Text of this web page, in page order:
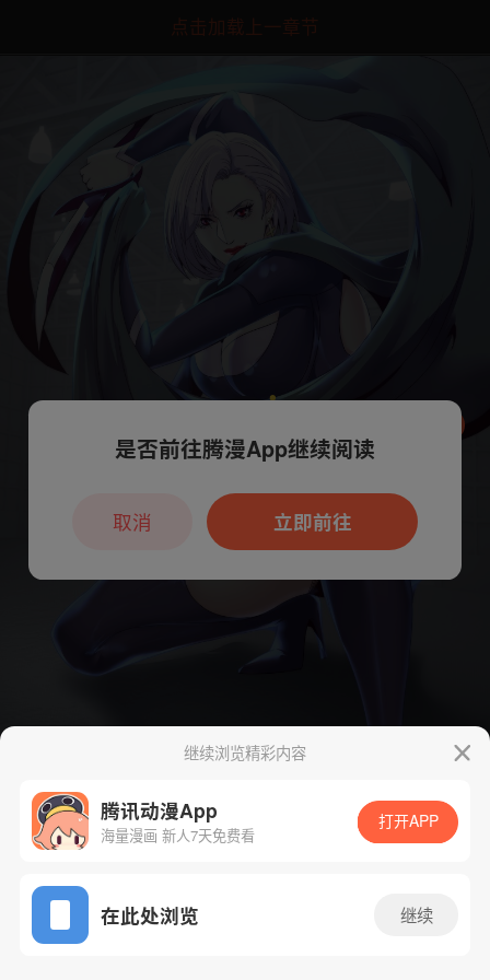
点击加载上一章节
App免费看
下一话 腾漫App免费看
继续浏览精彩内容
腾讯动漫App
海量漫画 新人7天免费看
打开APP
在此处浏览 继续
本章节仅支持App阅读，可打开App新用
户7天免费看
是否前往腾漫App继续阅读
立即前往
取消